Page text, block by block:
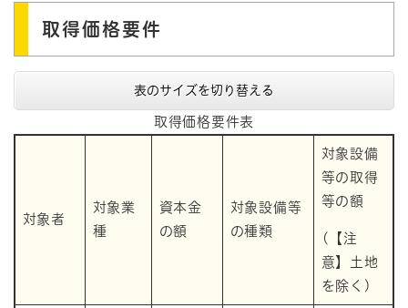
取得価格要件
表のサイズを切り替える
取得価格要件表
対象者
対象業
種
資本金
の額
対象設備等
の種類
対象設備
等の取得
等の額
(【注
意】土地
を除く)